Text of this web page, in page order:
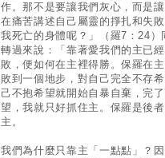
作。那不是要讓我們灰心，而是
在痛苦講述自己屬靈的掙扎和失
我死亡的身體呢？」（羅7：24
轉過來說：「靠著愛我們的主已
敗，便如何在主裡得勝。保羅在
敗到一個地步，對自己完全不存
己不抱希望就開始自暴自棄，完
望，我就只好抓住主。保羅是後
主。
我們為什麼只靠主「一點點」？